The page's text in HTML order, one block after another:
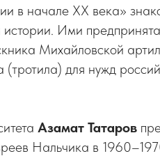
в начале XX века»
Ими
Михайловской
(тротила) для нужд
Азамат Татаров
Нальчика в